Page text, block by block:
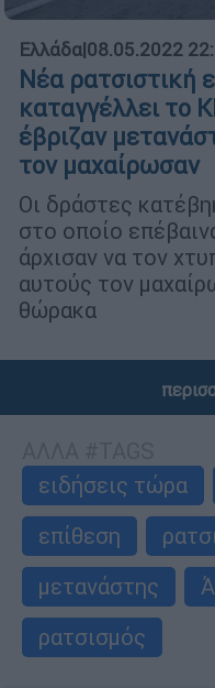
Ελλάδα|08.05.2022
Νέα ρατσιστική
καταγγέλλει το
έβριζαν
τον μαχαίρωσαν
Οι δράστες
στο οποίο
άρχισαν να τον
αυτούς τον
θώρακα
ειδήσεις τώρα
επίθεση
μετανάστης
ρατσισμός